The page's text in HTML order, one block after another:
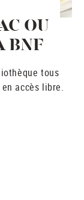
OU
BNF
tous
accès libre.